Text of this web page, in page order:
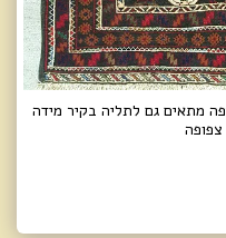
מתאים גם לתליה בקיר מידה